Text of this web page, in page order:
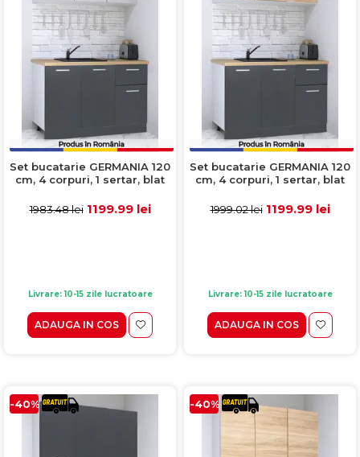
Set bucatarie GERMANIA 120
cm, 4 corpuri, 1 sertar, blat
1983.48 lei 1199.99 lei
Livrare: 10-15 zile lucratoare
ADAUGA IN COS
Set bucatarie GERMANIA 120
cm, 4 corpuri, 1 sertar, blat
1999.02 lei 1199.99 lei
Livrare: 10-15 zile lucratoare
ADAUGA IN COS
-40% -40%